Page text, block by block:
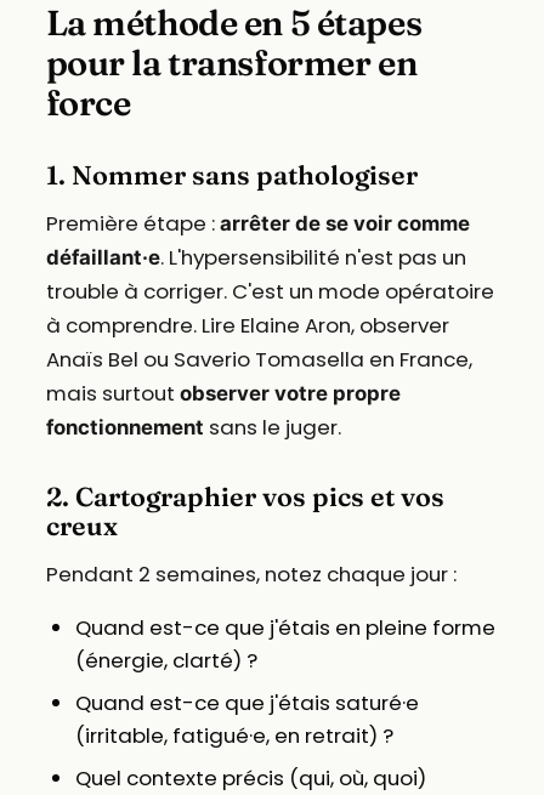
La méthode en 5 étapes
pour la transformer en
force
1. Nommer sans pathologiser
Première étape : arrêter de se voir comme
défaillant·e. L'hypersensibilité n'est pas un
trouble à corriger. C'est un mode opératoire
à comprendre. Lire Elaine Aron, observer
Anaïs Bel ou Saverio Tomasella en France,
mais surtout observer votre propre
fonctionnement sans le juger.
2. Cartographier vos pics et vos
creux
Pendant 2 semaines, notez chaque jour :
Quand est-ce que j'étais en pleine forme
(énergie, clarté) ?
Quand est-ce que j'étais saturé·e
(irritable, fatigué·e, en retrait) ?
Quel contexte précis (qui, où, quoi)